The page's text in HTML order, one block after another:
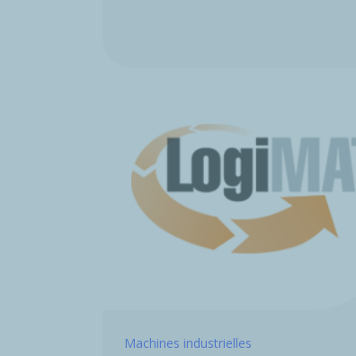
Machines industrielles